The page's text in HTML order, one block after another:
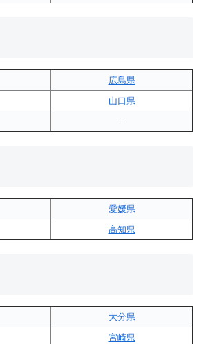
広島県
山口県
–
愛媛県
高知県
大分県
宮崎県